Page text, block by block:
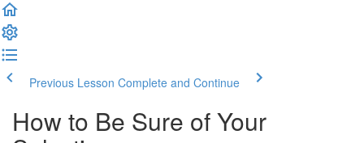
Previous Lesson Complete and Continue
How to Be Sure of Your